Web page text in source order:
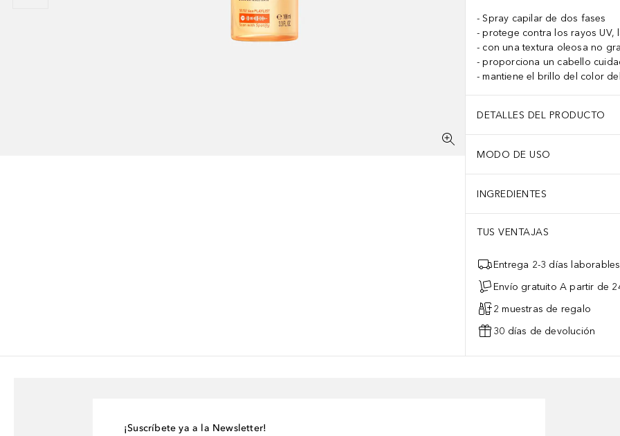
Spray capilar de dos fases
protege contra los rayos UV,
con una textura oleosa no
proporciona un cabello
mantiene el brillo del color
DETALLES DEL PRODUCTO
MODO DE USO
INGREDIENTES
TUS VENTAJAS
Entrega 2-3 días laborables
Envío gratuito A partir de
2 muestras de regalo
30 días de devolución
¡Suscríbete ya a la Newsletter!